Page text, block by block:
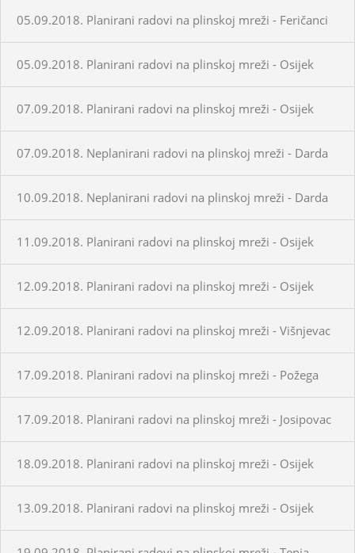
05.09.2018. Planirani radovi na plinskoj mreži - Feričanci
05.09.2018. Planirani radovi na plinskoj mreži - Osijek
07.09.2018. Planirani radovi na plinskoj mreži - Osijek
07.09.2018. Neplanirani radovi na plinskoj mreži - Darda
10.09.2018. Neplanirani radovi na plinskoj mreži - Darda
11.09.2018. Planirani radovi na plinskoj mreži - Osijek
12.09.2018. Planirani radovi na plinskoj mreži - Osijek
12.09.2018. Planirani radovi na plinskoj mreži - Višnjevac
17.09.2018. Planirani radovi na plinskoj mreži - Požega
17.09.2018. Planirani radovi na plinskoj mreži - Josipovac
18.09.2018. Planirani radovi na plinskoj mreži - Osijek
13.09.2018. Planirani radovi na plinskoj mreži - Osijek